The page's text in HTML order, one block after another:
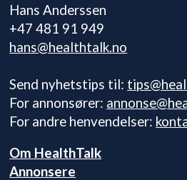
Hans Anderssen
+47 481 91 949
hans@healthtalk.no
Send nyhetstips til:
For annonsører:
For andre henvendelser:
Om HealthTalk
Annonsere